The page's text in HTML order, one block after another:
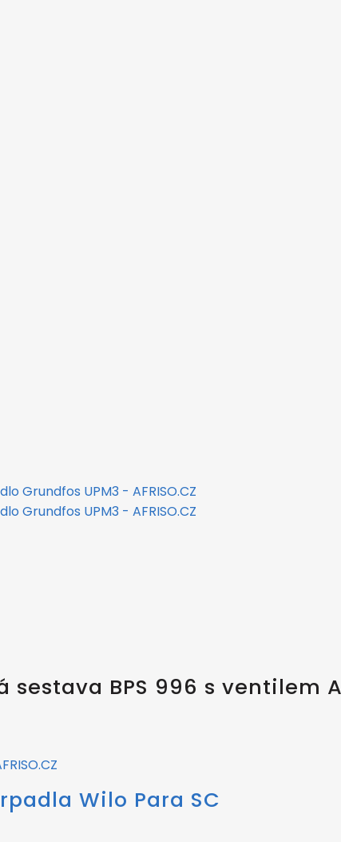
sestava BPS 996 s ventilem
Wilo Para SC